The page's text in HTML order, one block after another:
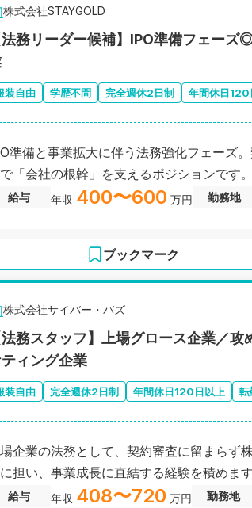
株式会社STAYGOLD
法務リーダー候補】IPO準備フェー
装自由 学歴不問 完全週休2日制 年間休日120
準備と事業拡大に伴う法務強化フェーズ
「会社の根幹」を支えるポジションです。
給与 年収 400〜600 万円 勤務地
ブックマーク
株式会社サイバー・バズ
法務スタッフ】上場グロース企業／
ィング企業
装自由 完全週休2日制 年間休日120日以上 転
企業の法務として、契約審査に留まらず
担い、事業成長に直結する経験を積めます
給与 年収 408〜720 万円 勤務地